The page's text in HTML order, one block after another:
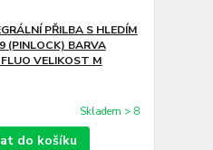
PŘILBA S HLEDÍM
(PINLOCK) BARVA
VELIKOST M
Skladem > 8
do košíku